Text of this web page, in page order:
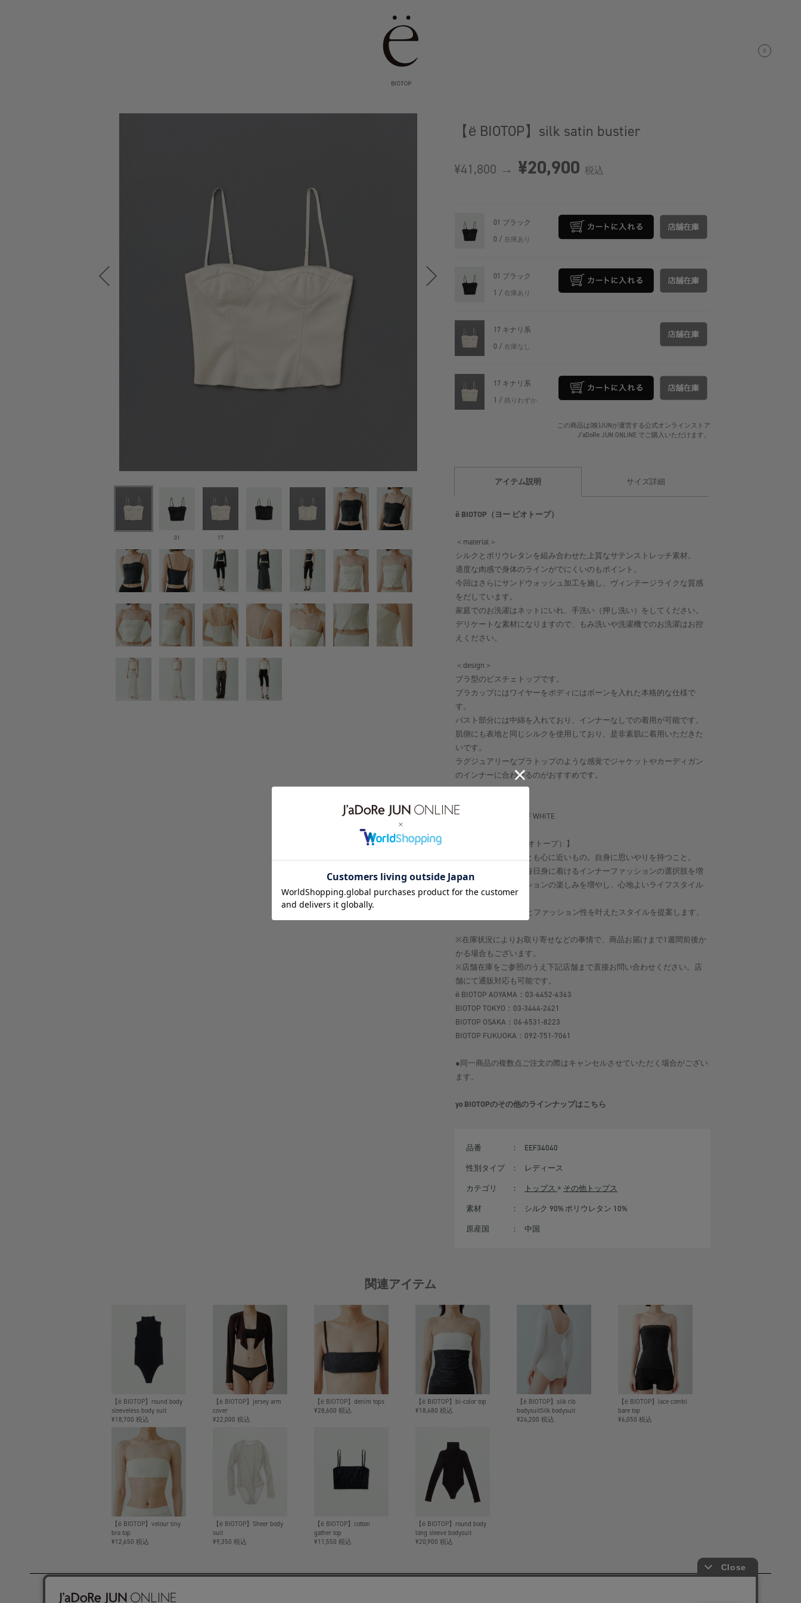
0
01 17
【ё BIOTOP】silk satin bustier
¥41,800 → ¥20,900 税込
01 ブラック
0 / 在庫あり
01 ブラック
1 / 在庫あり
17 キナリ系
0 / 在庫なし
17 キナリ系
1 / 残りわずか
この商品は(株)JUNが運営する公式オンラインストア
J'aDoRe JUN ONLINE でご購入いただけます。
アイテム説明 サイズ詳細
ё BIOTOP（ヨー ビオトープ）
＜material＞
シルクとポリウレタンを組み合わせた上質なサテンストレッチ素材。
適度な肉感で身体のラインがでにくいのもポイント。
今回はさらにサンドウォッシュ加工を施し、ヴィンテージライクな質感
をだしています。
家庭でのお洗濯はネットにいれ、手洗い（押し洗い）をしてください。
デリケートな素材になりますので、もみ洗いや洗濯機でのお洗濯はお控
えください。
＜design＞
ブラ型のビスチェトップです。
ブラカップにはワイヤーをボディにはボーンを入れた本格的な仕様で
す。
バスト部分には中綿を入れており、インナーなしでの着用が可能です。
肌側にも表地と同じシルクを使用しており、是非素肌に着用いただきた
いです。
ラグジュアリーなブラトップのような感覚でジャケットやカーディガン
のインナーに合わせるのがおすすめです。
＜color＞
＃01 BLACK, ＃17 OFF WHITE
【ё BIOTOP（ヨー ビオトープ）】
肌に近いものはもっとも心に近いもの。自身に思いやりを持つこと。
お洋服と同じように毎日身に着けるインナーファッションの選択肢を増
やすことは、ファッションの楽しみを増やし、心地よいライフスタイル
へ繋がると思います。
ё BIOTOPは心地よさとファッション性を叶えたスタイルを提案します。
※在庫状況によりお取り寄せなどの事情で、商品お届けまで1週間前後か
かる場合もございます。
※店舗在庫をご参照のうえ下記店舗まで直接お問い合わせください。店
舗にて通販対応も可能です。
ё BIOTOP AOYAMA：03-6452-6363
BIOTOP TOKYO：03-3444-2421
BIOTOP OSAKA：06-6531-8223
BIOTOP FUKUOKA：092-751-7061
●同一商品の複数点ご注文の際はキャンセルさせていただく場合がござい
ます。
yo BIOTOPのその他のラインナップはこちら
品番 ：
EEF34040
性別タイプ
：
レディース
カテゴリ
： トップス > その他トップス
素材
：
シルク 90% ポリウレタン 10%
原産国
： 中国
関連アイテム
【ё BIOTOP】round body
sleeveless body suit
¥18,700 税込
【ё BIOTOP】jersey arm
cover
¥22,000 税込
【ё BIOTOP】denim tops
¥28,600 税込
【ё BIOTOP】bi-color top
¥18,480 税込
【ё BIOTOP】silk rib
bodysuitSilk bodysuit
¥24,200 税込
【ё BIOTOP】lace combi
bare top
¥6,050 税込
【ё BIOTOP】velour tiny
bra top
¥12,650 税込
【ё BIOTOP】Sheer body
suit
¥9,350 税込
【ё BIOTOP】cotton
gather top
¥11,550 税込
【ё BIOTOP】round body
long sleeve bodysuit
¥20,900 税込